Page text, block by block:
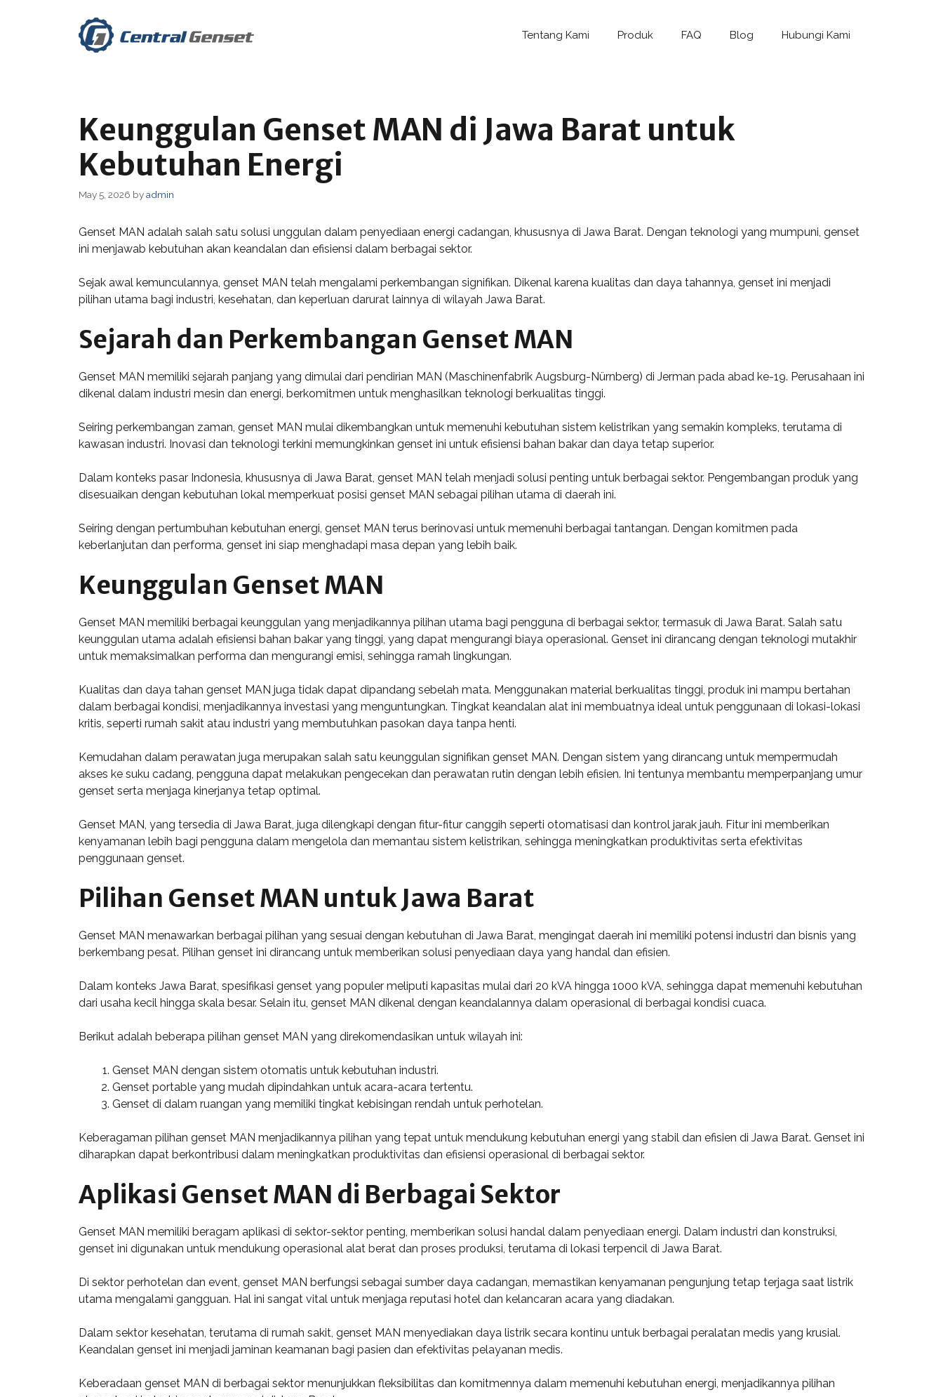
Tentang Kami Produk FAQ Blog Hubungi Kami
Keunggulan Genset MAN di Jawa Barat untuk
Kebutuhan Energi
May 5, 2026 byadmin
Genset MAN adalah salah satu solusi unggulan dalam penyediaan energi cadangan, khususnya di Jawa Barat. Dengan teknologi yang mumpuni, genset
ini menjawab kebutuhan akan keandalan dan efisiensi dalam berbagai sektor.
Sejak awal kemunculannya, genset MAN telah mengalami perkembangan signifikan. Dikenal karena kualitas dan daya tahannya, genset ini menjadi
pilihan utama bagi industri, kesehatan, dan keperluan darurat lainnya di wilayah Jawa Barat.
Sejarah dan Perkembangan Genset MAN
Genset MAN memiliki sejarah panjang yang dimulai dari pendirian MAN (Maschinenfabrik Augsburg-Nürnberg) di Jerman pada abad ke-19. Perusahaan ini
dikenal dalam industri mesin dan energi, berkomitmen untuk menghasilkan teknologi berkualitas tinggi.
Seiring perkembangan zaman, genset MAN mulai dikembangkan untuk memenuhi kebutuhan sistem kelistrikan yang semakin kompleks, terutama di
kawasan industri. Inovasi dan teknologi terkini memungkinkan genset ini untuk efisiensi bahan bakar dan daya tetap superior.
Dalam konteks pasar Indonesia, khususnya di Jawa Barat, genset MAN telah menjadi solusi penting untuk berbagai sektor. Pengembangan produk yang
disesuaikan dengan kebutuhan lokal memperkuat posisi genset MAN sebagai pilihan utama di daerah ini.
Seiring dengan pertumbuhan kebutuhan energi, genset MAN terus berinovasi untuk memenuhi berbagai tantangan. Dengan komitmen pada
keberlanjutan dan performa, genset ini siap menghadapi masa depan yang lebih baik.
Keunggulan Genset MAN
Genset MAN memiliki berbagai keunggulan yang menjadikannya pilihan utama bagi pengguna di berbagai sektor, termasuk di Jawa Barat. Salah satu
keunggulan utama adalah efisiensi bahan bakar yang tinggi, yang dapat mengurangi biaya operasional. Genset ini dirancang dengan teknologi mutakhir
untuk memaksimalkan performa dan mengurangi emisi, sehingga ramah lingkungan.
Kualitas dan daya tahan genset MAN juga tidak dapat dipandang sebelah mata. Menggunakan material berkualitas tinggi, produk ini mampu bertahan
dalam berbagai kondisi, menjadikannya investasi yang menguntungkan. Tingkat keandalan alat ini membuatnya ideal untuk penggunaan di lokasi-lokasi
kritis, seperti rumah sakit atau industri yang membutuhkan pasokan daya tanpa henti.
Kemudahan dalam perawatan juga merupakan salah satu keunggulan signifikan genset MAN. Dengan sistem yang dirancang untuk mempermudah
akses ke suku cadang, pengguna dapat melakukan pengecekan dan perawatan rutin dengan lebih efisien. Ini tentunya membantu memperpanjang umur
genset serta menjaga kinerjanya tetap optimal.
Genset MAN, yang tersedia di Jawa Barat, juga dilengkapi dengan fitur-fitur canggih seperti otomatisasi dan kontrol jarak jauh. Fitur ini memberikan
kenyamanan lebih bagi pengguna dalam mengelola dan memantau sistem kelistrikan, sehingga meningkatkan produktivitas serta efektivitas
penggunaan genset.
Pilihan Genset MAN untuk Jawa Barat
Genset MAN menawarkan berbagai pilihan yang sesuai dengan kebutuhan di Jawa Barat, mengingat daerah ini memiliki potensi industri dan bisnis yang
berkembang pesat. Pilihan genset ini dirancang untuk memberikan solusi penyediaan daya yang handal dan efisien.
Dalam konteks Jawa Barat, spesifikasi genset yang populer meliputi kapasitas mulai dari 20 kVA hingga 1000 kVA, sehingga dapat memenuhi kebutuhan
dari usaha kecil hingga skala besar. Selain itu, genset MAN dikenal dengan keandalannya dalam operasional di berbagai kondisi cuaca.
Berikut adalah beberapa pilihan genset MAN yang direkomendasikan untuk wilayah ini:
Genset MAN dengan sistem otomatis untuk kebutuhan industri.
Genset portable yang mudah dipindahkan untuk acara-acara tertentu.
Genset di dalam ruangan yang memiliki tingkat kebisingan rendah untuk perhotelan.
Keberagaman pilihan genset MAN menjadikannya pilihan yang tepat untuk mendukung kebutuhan energi yang stabil dan efisien di Jawa Barat. Genset ini
diharapkan dapat berkontribusi dalam meningkatkan produktivitas dan efisiensi operasional di berbagai sektor.
Aplikasi Genset MAN di Berbagai Sektor
Genset MAN memiliki beragam aplikasi di sektor-sektor penting, memberikan solusi handal dalam penyediaan energi. Dalam industri dan konstruksi,
genset ini digunakan untuk mendukung operasional alat berat dan proses produksi, terutama di lokasi terpencil di Jawa Barat.
Di sektor perhotelan dan event, genset MAN berfungsi sebagai sumber daya cadangan, memastikan kenyamanan pengunjung tetap terjaga saat listrik
utama mengalami gangguan. Hal ini sangat vital untuk menjaga reputasi hotel dan kelancaran acara yang diadakan.
Dalam sektor kesehatan, terutama di rumah sakit, genset MAN menyediakan daya listrik secara kontinu untuk berbagai peralatan medis yang krusial.
Keandalan genset ini menjadi jaminan keamanan bagi pasien dan efektivitas pelayanan medis.
Keberadaan genset MAN di berbagai sektor menunjukkan fleksibilitas dan komitmennya dalam memenuhi kebutuhan energi, menjadikannya pilihan